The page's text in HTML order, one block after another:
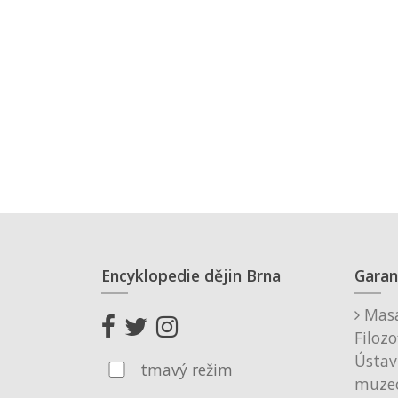
Encyklopedie dějin Brna
tmavý režim